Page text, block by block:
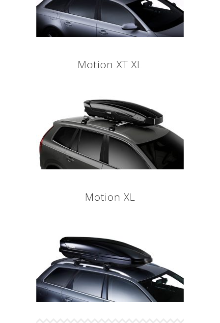
Motion XT XL
Motion XL